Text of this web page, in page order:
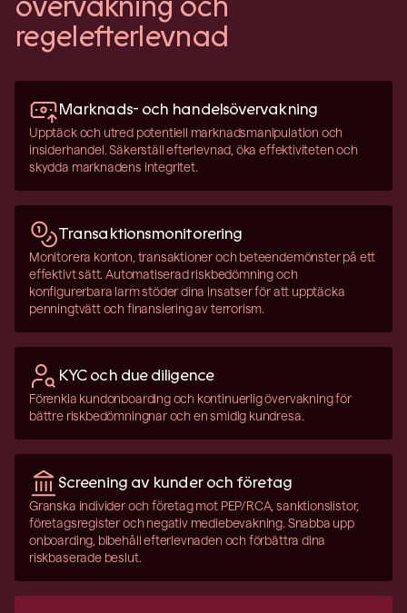
regelefterlevnad
Marknads- och handelsövervakning
Upptäck och utred potentiell marknadsmanipulation och
insiderhandel. Säkerställ efterlevnad, öka effektiviteten och
skydda marknadens integritet.
Transaktionsmonitorering
Monitorera konton, transaktioner och beteendemönster på ett
effektivt sätt. Automatiserad riskbedömning och
konfigurerbara larm stöder dina insatser för att upptäcka
penningtvätt och finansiering av terrorism.
KYC och due diligence
Förenkla kundonboarding och kontinuerlig övervakning för
bättre riskbedömningnar och en smidig kundresa.
Screening av kunder och företag
Granska individer och företag mot PEP/RCA, sanktionslistor,
företagsregister och negativ mediebevakning. Snabba upp
onboarding, bibehåll efterlevnaden och förbättra dina
riskbaserade beslut.